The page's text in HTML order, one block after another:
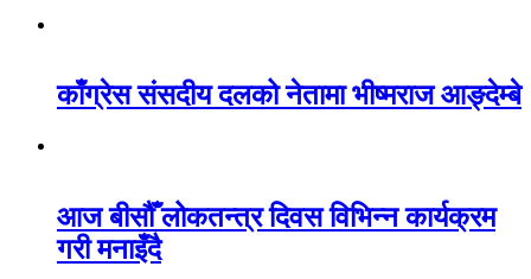
काँग्रेस संसदीय दलको नेतामा भीष्मराज आङ्देम्बे
आज बीसौँ लोकतन्त्र दिवस विभिन्न कार्यक्रम
गरी मनाइँदै